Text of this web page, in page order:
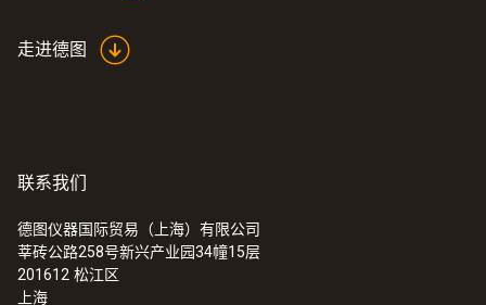
走进德图
联系我们
德图仪器国际贸易（上海）有限公司
莘砖公路258号新兴产业园34幢15层
201612 松江区
上海